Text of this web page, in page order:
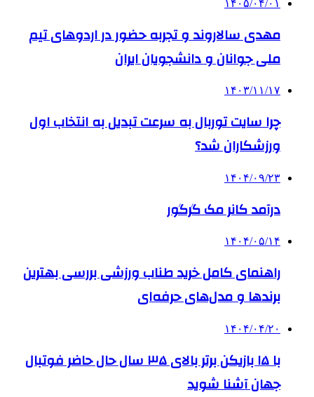
۱۴۰۵/۰۴/۰۱
مهدی سالاروند و تجربه حضور در اردوهای تیم
ملی جوانان و دانشجویان ایران
۱۴۰۳/۱۱/۱۷
چرا سایت توربال به ‌سرعت تبدیل به انتخاب اول
ورزشکاران شد؟
۱۴۰۴/۰۹/۲۳
درآمد کانر مک گرگور
۱۴۰۴/۰۵/۱۴
راهنمای کامل خرید طناب ورزشی بررسی بهترین
برندها و مدل‌های حرفه‌ای
۱۴۰۴/۰۴/۲۰
با ۱۵ بازیکن برتر بالای ۳۵ سال حال حاضر فوتبال
جهان آشنا شوید